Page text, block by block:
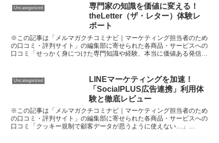
Uncategorized
専門家の知識を価値に変える！
theLetter（ザ・レター）体験レ
ポート
※この記事は「メルマガクチコミナビ｜マーケティング担当者のため
の口コミ・評判サイト」の編集部に寄せられた各商品・サービスへの
口コミ「せっかく身につけた専門知識や経験、本当に価値ある発信へ
Uncategorized
LINEマーケティングを加速！
「SocialPLUS広告連携」利用体
験と徹底レビュー
※この記事は「メルマガクチコミナビ｜マーケティング担当者のため
の口コミ・評判サイト」の編集部に寄せられた各商品・サービスへの
口コミ「クッキー規制で顧客データが思うように使えない…」